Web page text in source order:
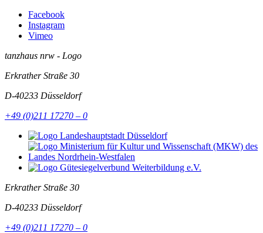
Facebook
Instagram
Vimeo
tanzhaus nrw - Logo
Erkrather Straße 30
D-40233 Düsseldorf
+49 (0)211 17270 – 0
Erkrather Straße 30
D-40233 Düsseldorf
+49 (0)211 17270 – 0